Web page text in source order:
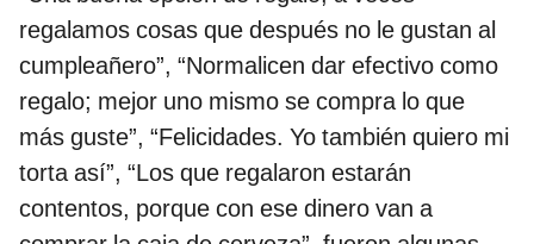
regalamos cosas que después no le gustan al
cumpleañero”, “Normalicen dar efectivo como
regalo; mejor uno mismo se compra lo que
más guste”, “Felicidades. Yo también quiero mi
torta así”, “Los que regalaron estarán
contentos, porque con ese dinero van a